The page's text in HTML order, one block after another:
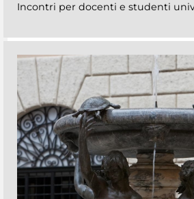
Incontri per docenti e studenti